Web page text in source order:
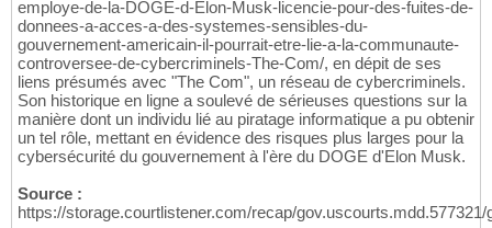
employe-de-la-DOGE-d-Elon-Musk-licencie-pour-des-fuites-de-
donnees-a-acces-a-des-systemes-sensibles-du-
gouvernement-americain-il-pourrait-etre-lie-a-la-communaute-
controversee-de-cybercriminels-The-Com/, en dépit de ses
liens présumés avec "The Com", un réseau de cybercriminels.
Son historique en ligne a soulevé de sérieuses questions sur la
manière dont un individu lié au piratage informatique a pu obtenir
un tel rôle, mettant en évidence des risques plus larges pour la
cybersécurité du gouvernement à l'ère du DOGE d'Elon Musk.
Source :
https://storage.courtlistener.com/recap/